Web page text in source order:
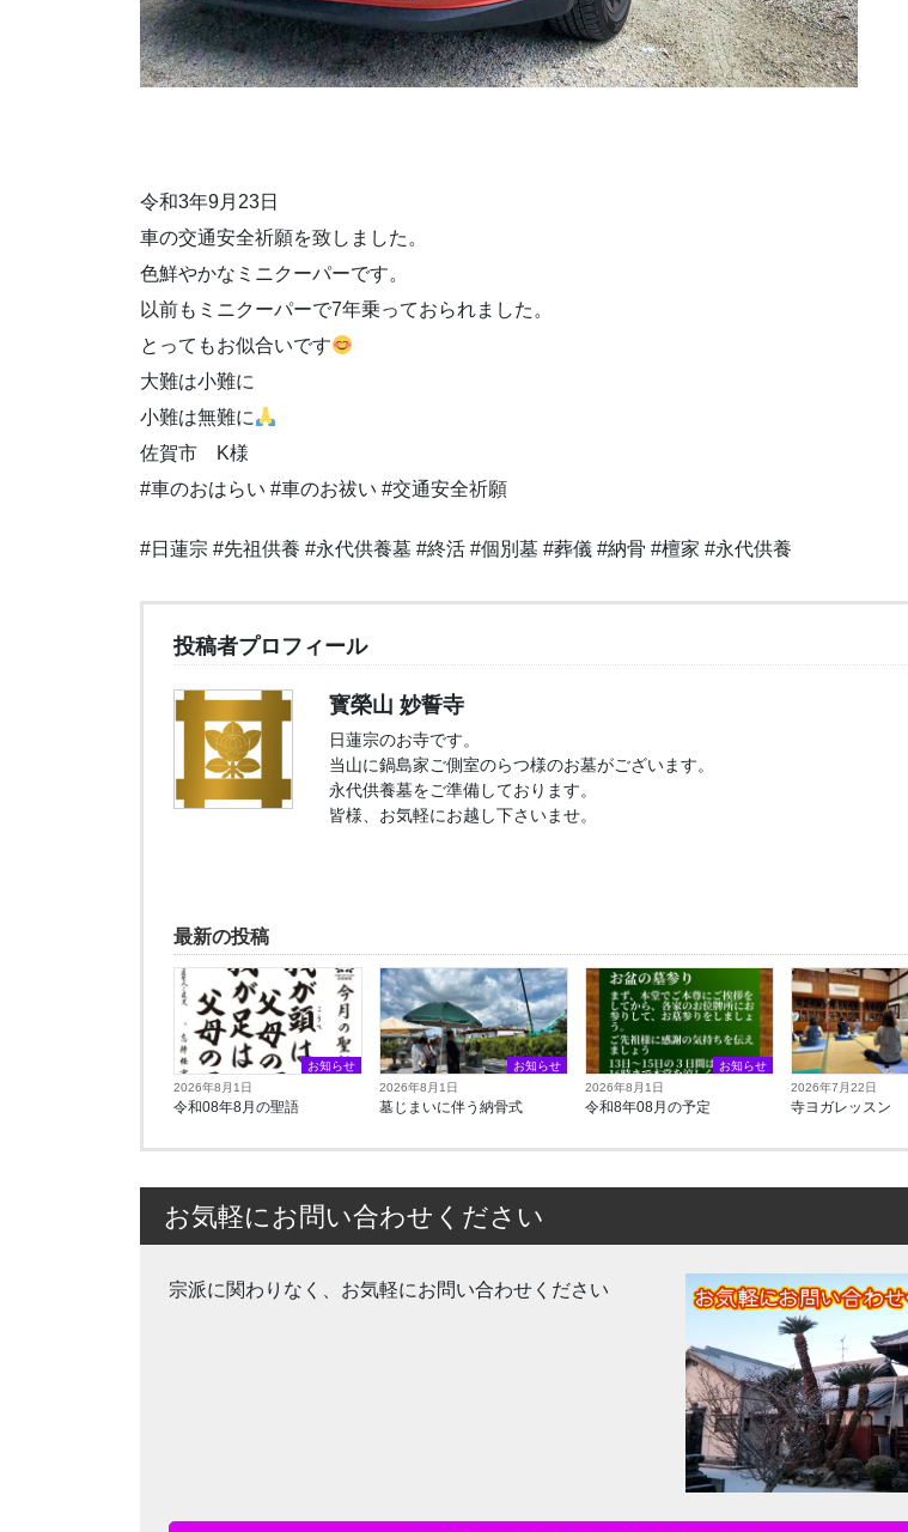
令和3年9月23日
車の交通安全祈願を致しました。
色鮮やかなミニクーパーです。
以前もミニクーパーで7年乗っておられました。
とってもお似合いです
大難は小難に
小難は無難に
佐賀市 K様
#車のおはらい #車のお祓い #交通安全祈願
#日蓮宗 #先祖供養 #永代供養墓 #終活 #個別墓 #葬儀 #納骨 #檀家 #永代供養
投稿者プロフィール
寳榮山 妙誓寺
日蓮宗のお寺です。
当山に鍋島家ご側室のらつ様のお墓がございます。
永代供養墓をご準備しております。
皆様、お気軽にお越し下さいませ。
最新の投稿
お知らせ
2026年8月1日
令和08年8月の聖語
お知らせ
2026年8月1日
墓じまいに伴う納骨式⁡
お知らせ
2026年8月1日
令和8年08月の予定
2026年7月22日
寺ヨガレッスン
お気軽にお問い合わせください
宗派に関わりなく、お気軽にお問い合わせください